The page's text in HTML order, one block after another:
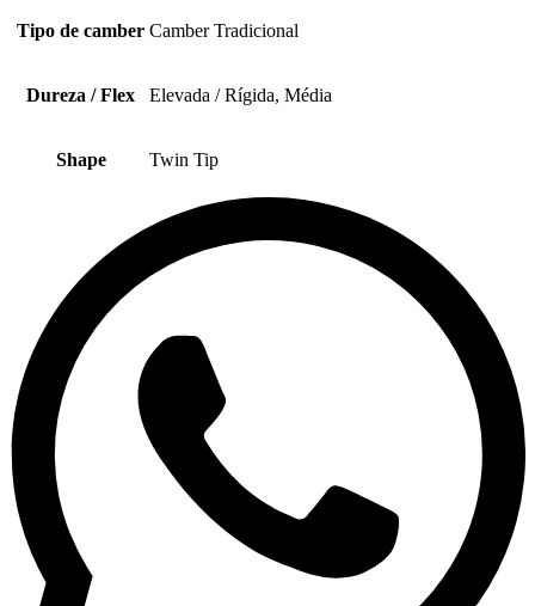
Tipo de camber Camber Tradicional
Dureza / Flex Elevada / Rígida, Média
Shape Twin Tip